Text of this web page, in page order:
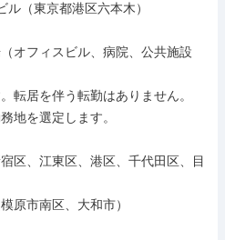
（東京都港区六本木）
オフィスビル、病院、公共施設
転居を伴う転勤はありません。
地を選定します。
区、江東区、港区、千代田区、目
原市南区、大和市）